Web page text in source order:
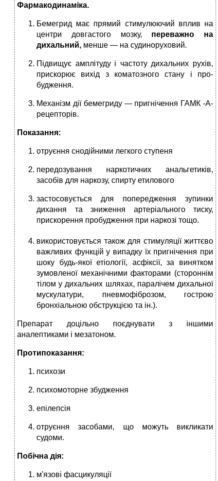
Фармакодинаміка.
Бемегрид має прямий стимулюючий вплив на
центри дов­гастого мозку, переважно на
дихальний, менше — на судиноруховий.
Підвищує ам­плітуду і частоту дихальних рухів,
при­скорює вихід з коматозного стану і про­
будження.
Механізм дії бемегриду — при­гнічення ГАМК -А-
рецепторів.
Показання:
отруєння снодійними легкого ступеня
передозування наркотич­них анальгетиків,
засобів для наркозу, спирту етилового
застосовується для попередження зупинки
дихання та зниження артеріального тиску,
прискорення пробудження при наркозі тощо.
використовується також для стимуляції життєво
важливих функцій у випадку їх пригнічення при
шоку будь-якої етіо­логії, асфіксії, за винятком
зумовленої механічними факторами (стороннім
тілом у дихальних шляхах, паралічем дихальної
мускула­тури, пневмофіброзом, гострою
бронхіальною обструкцією та ін.).
Препарат доцільно по­єднувати з іншими
аналептиками і мезатоном.
Протипоказання:
психози
психо­моторне збудження
епілепсія
отруєння за­собами, що можуть викликати
судоми.
Побічна дія:
м'язові фасцикуляції